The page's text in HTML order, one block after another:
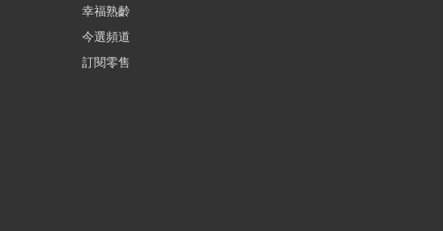
幸福熟齡
今選頻道
訂閱零售